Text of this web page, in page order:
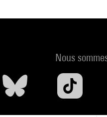
Nous